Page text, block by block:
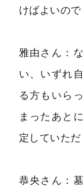
けばよいので
雅由さん：
い、いずれ
る方もいら
まったあと
定していただ
恭央さん：